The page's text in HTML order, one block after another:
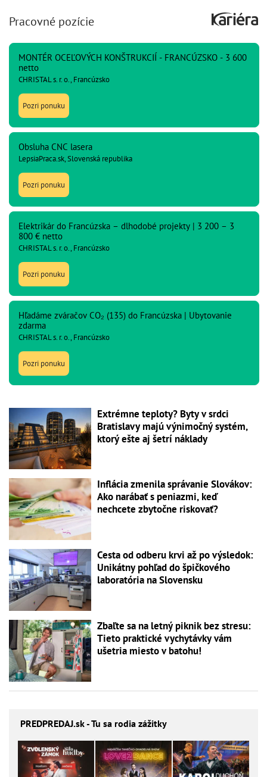
Pracovné pozície
MONTÉR OCEĽOVÝCH KONŠTRUKCIÍ - FRANCÚZSKO - 3 600
netto
CHRISTAL s. r. o., Francúzsko
Pozri ponuku
Obsluha CNC lasera
LepsiaPraca.sk, Slovenská republika
Pozri ponuku
Elektrikár do Francúzska – dlhodobé projekty | 3 200 – 3
800 € netto
CHRISTAL s. r. o., Francúzsko
Pozri ponuku
Hľadáme zváračov CO₂ (135) do Francúzska | Ubytovanie
zdarma
CHRISTAL s. r. o., Francúzsko
Pozri ponuku
Extrémne teploty? Byty v srdci
Bratislavy majú výnimočný systém,
ktorý ešte aj šetrí náklady
Inflácia zmenila správanie Slovákov:
Ako narábať s peniazmi, keď
nechcete zbytočne riskovať?
Cesta od odberu krvi až po výsledok:
Unikátny pohľad do špičkového
laboratória na Slovensku
Zbaľte sa na letný piknik bez stresu:
Tieto praktické vychytávky vám
ušetria miesto v batohu!
PREDPREDAJ.sk - Tu sa rodia zážitky